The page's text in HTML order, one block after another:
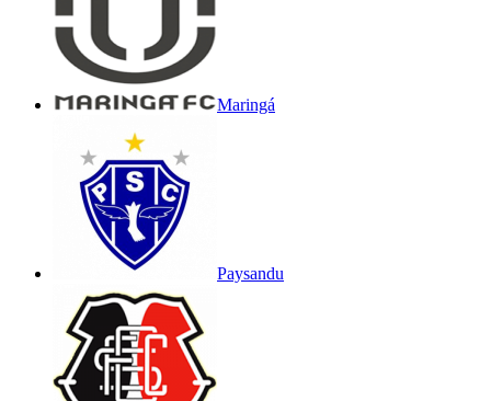
Maringá
Paysandu